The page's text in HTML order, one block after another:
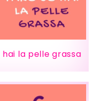
la pelle grassa